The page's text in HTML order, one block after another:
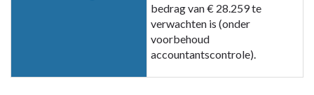
bedrag van € 28.259 te
verwachten is (onder
voorbehoud
accountantscontrole).